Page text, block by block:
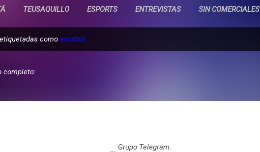
TEUSAQUILLO ESPORTS ENTREVISTAS SIN COMERCIALES
como escribir
completo:
Grupo Telegram: